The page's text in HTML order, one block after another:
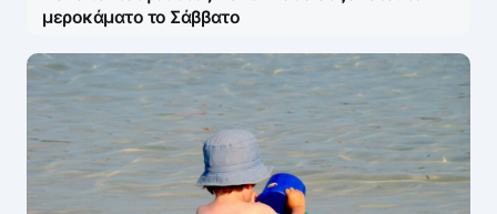
μεροκάματο το Σάββατο